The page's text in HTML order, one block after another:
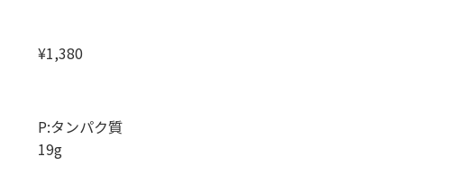
¥1,380
P:タンパク質
19g